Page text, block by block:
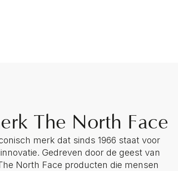
The North Face
merk dat sinds 1966 staat voor
Gedreven door de geest van
North Face producten die mensen